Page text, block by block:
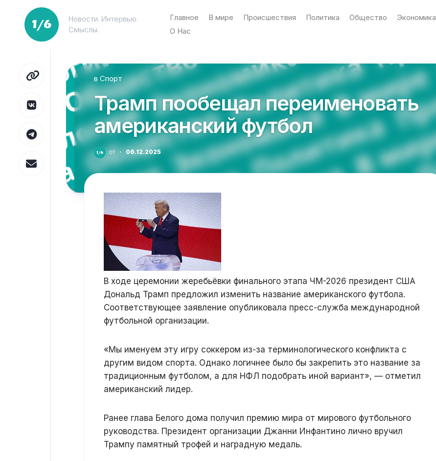
содержанию
Новости. Интервью.
Смыслы.
Главное В мире Происшествия Политика Общество Экономика
О Нас
в Спорт
Трамп пообещал переименовать
американский футбол
от · 06.12.2025
В ходе церемонии жеребьёвки финального этапа ЧМ-2026 президент США
Дональд Трамп предложил изменить название американского футбола.
Соответствующее заявление опубликовала пресс-служба международной
футбольной организации.
«Мы именуем эту игру соккером из-за терминологического конфликта с
другим видом спорта. Однако логичнее было бы закрепить это название за
традиционным футболом, а для НФЛ подобрать иной вариант», — отметил
американский лидер.
Ранее глава Белого дома получил премию мира от мирового футбольного
руководства. Президент организации Джанни Инфантино лично вручил
Трампу памятный трофей и наградную медаль.